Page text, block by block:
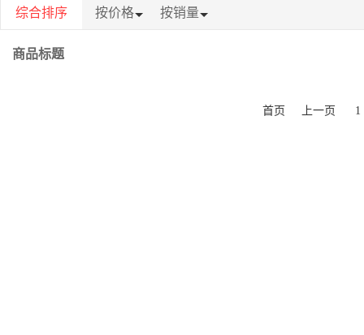
综合排序 按价格 按销量
商品标题
首页 上一页 1